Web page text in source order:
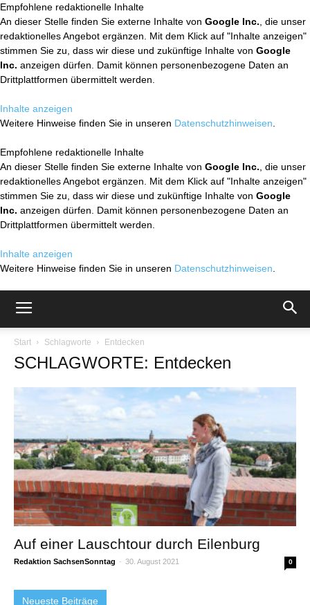
Empfohlene redaktionelle Inhalte
An dieser Stelle finden Sie externe Inhalte von Google Inc. , die unser
redaktionelles Angebot ergänzen. Mit dem Klick auf "Inhalte anzeigen"
stimmen Sie zu, dass wir diese und zukünftige Inhalte von Google
Inc. anzeigen dürfen. Damit können personenbezogene Daten an
Drittplattformen übermittelt werden.
Inhalte anzeigen
Weitere Hinweise finden Sie in unseren Datenschutzhinweisen
Empfohlene redaktionelle Inhalte
An dieser Stelle finden Sie externe Inhalte von Google Inc. , die unser
redaktionelles Angebot ergänzen. Mit dem Klick auf "Inhalte anzeigen"
stimmen Sie zu, dass wir diese und zukünftige Inhalte von Google
Inc. anzeigen dürfen. Damit können personenbezogene Daten an
Drittplattformen übermittelt werden.
Inhalte anzeigen
Weitere Hinweise finden Sie in unseren Datenschutzhinweisen
Start Schlagworte Entdecken
SCHLAGWORTE: Entdecken
Auf einer Lauschtour durch Eilenburg
Redaktion SachsenSonntag - 30. August 2021 0
Neueste Beiträge